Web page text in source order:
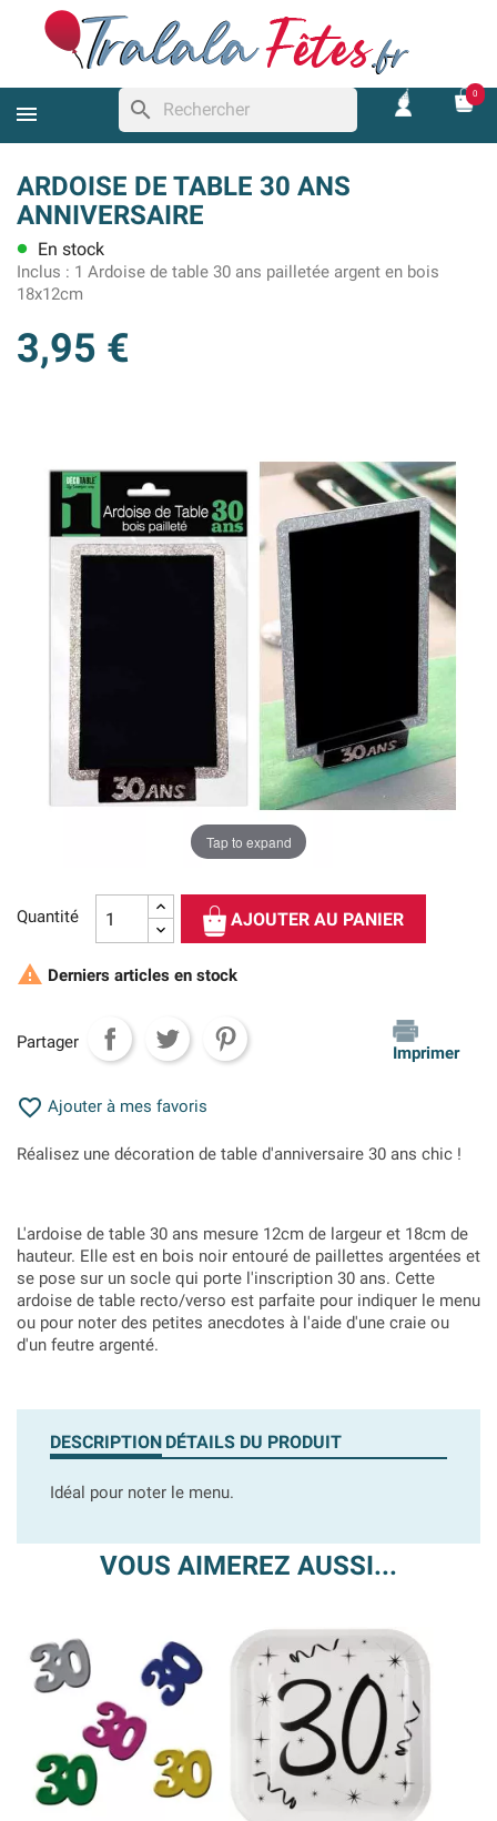
search
0
ARDOISE DE TABLE 30 ANS
ANNIVERSAIRE
lens En stock
Inclus : 1 Ardoise de table 30 ans pailletée argent en bois
18x12cm
3,95 €
Tap to expand
Quantité AJOUTER AU PANIER
 Derniers articles en stock
Partager
Imprimer
 Ajouter à mes favoris
Réalisez une décoration de table d'anniversaire 30 ans chic !
L'ardoise de table 30 ans mesure 12cm de largeur et 18cm de
hauteur. Elle est en bois noir entouré de paillettes argentées et
se pose sur un socle qui porte l'inscription 30 ans. Cette
ardoise de table recto/verso est parfaite pour indiquer le menu
ou pour noter des petites anecdotes à l'aide d'une craie ou
d'un feutre argenté.
DESCRIPTION DÉTAILS DU PRODUIT
Idéal pour noter le menu.
VOUS AIMEREZ AUSSI...